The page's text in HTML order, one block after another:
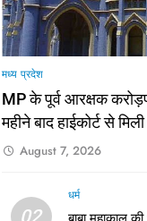
मध्य प्रदेश
MP के पूर्व आरक्षक
महीने बाद हाईकोर्ट से
August 7, 2026
02
धर्म